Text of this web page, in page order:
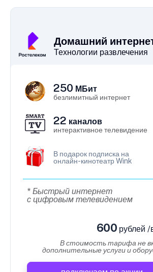
Домашний
Технологии развлечения
250 МБит
безлимитный интернет
22 каналов
интерактивное телевидение
В подарок подписка на
онлайн-кинотеатр Wink
* Быстрый интернет
с цифровым телевидением
600 рублей /
В стоимость тарифа не
дополнительные услуги и